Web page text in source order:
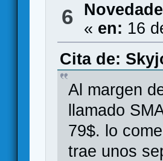
6
« en: 16
Cita de:
Al margen
llamado
79$. lo
trae unos